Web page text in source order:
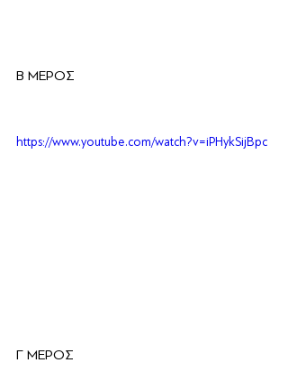
Β ΜΕΡΟΣ
https://www.youtube.com/watch?v=iPHykSijBpc
Γ ΜΕΡΟΣ